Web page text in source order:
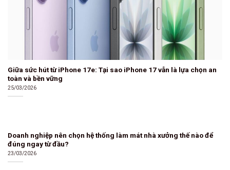
Giữa sức hút từ iPhone 17e: Tại sao iPhone 17 vẫn là lựa chọn an
toàn và bền vững
25/03/2026
Doanh nghiệp nên chọn hệ thống làm mát nhà xưởng thế nào để
đúng ngay từ đầu?
23/03/2026